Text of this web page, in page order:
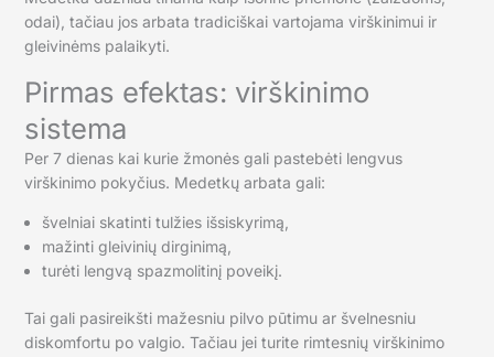
odai), tačiau jos arbata tradiciškai vartojama virškinimui ir
gleivinėms palaikyti.
Pirmas efektas: virškinimo
sistema
Per 7 dienas kai kurie žmonės gali pastebėti lengvus
virškinimo pokyčius. Medetkų arbata gali:
švelniai skatinti tulžies išsiskyrimą,
mažinti gleivinių dirginimą,
turėti lengvą spazmolitinį poveikį.
Tai gali pasireikšti mažesniu pilvo pūtimu ar švelnesniu
diskomfortu po valgio. Tačiau jei turite rimtesnių virškinimo